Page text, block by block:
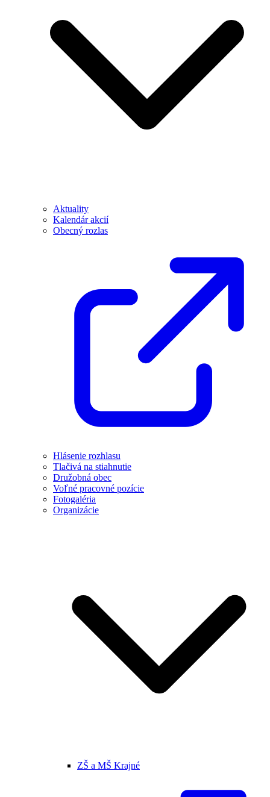
Aktuality
Kalendár akcií
Obecný rozlas
Hlásenie rozhlasu
Tlačivá na stiahnutie
Družobná obec
Voľné pracovné pozície
Fotogaléria
Organizácie
ZŠ a MŠ Krajné